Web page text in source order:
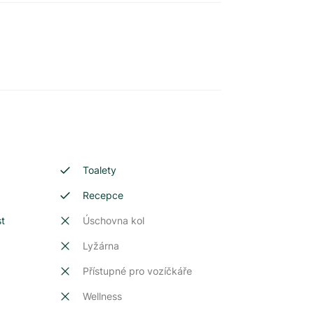
Toalety
Recepce
Úschovna kol
Lyžárna
Přístupné pro vozíčkáře
Wellness